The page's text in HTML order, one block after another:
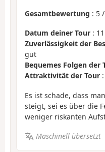
Gesamtbewertung : 5 /
Datum deiner Tour :
Zuverlässigkeit der
gut
Bequemes Folgen der
Attraktivität der Tour
Es ist schade, dass
steigt, sei es über die
weniger riskanten
Maschinell übersetzt